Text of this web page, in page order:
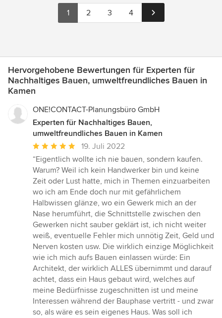
1 2 3 4
Hervorgehobene Bewertungen für Experten für
Nachhaltiges Bauen, umweltfreundliches Bauen in
Kamen
ONE!CONTACT-Planungsbüro GmbH
Experten für Nachhaltiges Bauen,
umweltfreundliches Bauen in Kamen
Durchschnittliche
Bewertung:
5
von
5
Sternen
19. Juli 2022
“Eigentlich wollte ich nie bauen, sondern kaufen.
Warum? Weil ich kein Handwerker bin und keine
Zeit oder Lust hatte, mich in Themen einzuarbeiten
wo ich am Ende doch nur mit gefährlichem
Halbwissen glänze, wo ein Gewerk mich an der
Nase herumführt, die Schnittstelle zwischen den
Gewerken nicht sauber geklärt ist, ich nicht weiter
weiß, eventuelle Fehler mich unnötig Zeit, Geld und
Nerven kosten usw. Die wirklich einzige Möglichkeit
wie ich mich aufs Bauen einlassen würde: Ein
Architekt, der wirklich ALLES übernimmt und darauf
achtet, dass ein Haus gebaut wird, welches auf
meine Bedürfnisse zugeschnitten ist und meine
Interessen während der Bauphase vertritt - und zwar
so, als wäre es sein eigenes Haus. Was soll ich